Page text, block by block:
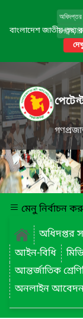
বাংলাদেশ জাতীয় তথ্য
মেনু নির্বাচন
অধিদপ্তর
আইন-বিধি
আন্তর্জাতিক
অনলাইন